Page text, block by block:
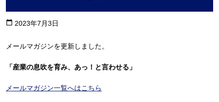
calendar_today 2023年7月3日
メールマガジンを更新しました。
「産業の息吹を育み、あっ！と言わせる 」
メールマガジン一覧へはこちら